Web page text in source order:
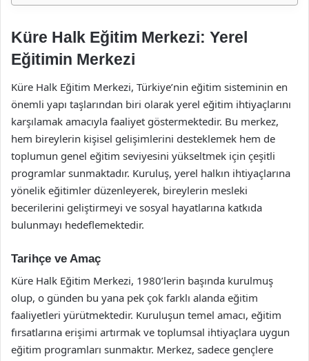
Küre Halk Eğitim Merkezi: Yerel
Eğitimin Merkezi
Küre Halk Eğitim Merkezi, Türkiye’nin eğitim sisteminin en
önemli yapı taşlarından biri olarak yerel eğitim ihtiyaçlarını
karşılamak amacıyla faaliyet göstermektedir. Bu merkez,
hem bireylerin kişisel gelişimlerini desteklemek hem de
toplumun genel eğitim seviyesini yükseltmek için çeşitli
programlar sunmaktadır. Kuruluş, yerel halkın ihtiyaçlarına
yönelik eğitimler düzenleyerek, bireylerin mesleki
becerilerini geliştirmeyi ve sosyal hayatlarına katkıda
bulunmayı hedeflemektedir.
Tarihçe ve Amaç
Küre Halk Eğitim Merkezi, 1980’lerin başında kurulmuş
olup, o günden bu yana pek çok farklı alanda eğitim
faaliyetleri yürütmektedir. Kuruluşun temel amacı, eğitim
fırsatlarına erişimi artırmak ve toplumsal ihtiyaçlara uygun
eğitim programları sunmaktır. Merkez, sadece gençlere